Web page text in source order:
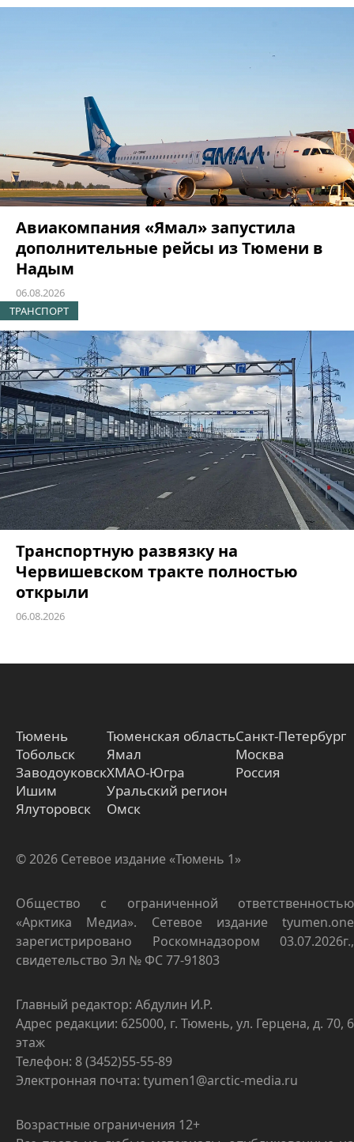
Авиакомпания «Ямал» запустила
дополнительные рейсы из Тюмени в
Надым
06.08.2026
ТРАНСПОРТ
Транспортную развязку на
Червишевском тракте полностью
открыли
06.08.2026
Тюмень
Тобольск
Заводоуковск
Ишим
Ялуторовск
Тюменская область
Ямал
ХМАО-Югра
Уральский регион
Омск
Санкт-Петербург
Москва
Россия
© 2026 Сетевое издание «Тюмень 1»
Общество с ограниченной ответственностью
«Арктика Медиа». Сетевое издание tyumen.one
зарегистрировано Роскомнадзором 03.07.2026г.,
свидетельство Эл № ФС 77-91803
Главный редактор: Абдулин И.Р.
Адрес редакции: 625000, г. Тюмень, ул. Герцена, д. 70, 6
этаж
Телефон: 8 (3452)55-55-89
Электронная почта: tyumen1@arctic-media.ru
Возрастные ограничения 12+